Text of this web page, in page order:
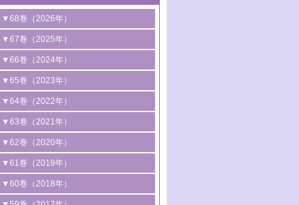
▼68巻（2026年）
1号 過酸化水素合成に関する研究動向
2号 コンピューター技術により加速する
触媒開発
3号 有機分子変換やCO 資源化のための
光触媒に関する最近の研究
B号 第137回触媒討論会（2026年）
▼67巻（2025年）
1号 CO
水素化によるグリーン燃料/グリ
ーンケミカル製造
2号 水素製造のための水分解技術に関す
る最近の研究
3号 オレフィン系樹脂の精密合成に関す
る最新技術
4号 アルコール類の効率的変換を実現す
る非貴金属触媒の研究動向
5号 ゼオライトの合成と応用における研
▼66巻（2024年）
1号 低次元ナノ構造を有する触媒材料
2号 規制反応場を活用した固体触媒研究
の新展開
3号 未踏分子変換を目指した酸化触媒プ
ロセスの最前線
4号 シンクロトロン放射光および中性子
線を利用した触媒解析技術の最先端
5号 単原子触媒
▼65巻（2023年）
1号 炭素が関わる触媒機能
2号 プラスチックケミカルリサイクルの
ための触媒技術
3号 非酸化物系金属化合物を基盤とした
触媒材料の開発
4号 格子酸素・格子酸素欠陥を利用した
▼64巻（2022年）
1号 合成ガス製造とCOを用いるケミカル
ズ合成の最新動向
2号 化学品合成のための合金触媒開発
3号 CO の排出削減および有効活用のた
めの触媒技術
▼63巻（2021年）
1号 金触媒の新展開
2号 ペロブスカイト
3号 特殊反応場を利用した触媒的分子変
換反応
▼62巻（2020年）
1号 触媒設計を拓く欠陥構造のキャラク
タリゼーション
2号 機能化学品製造に資するクリーンな
▼61巻（2019年）
1号 物質移動制御に着目した触媒プロセ
ス開発
▼60巻（2018年）